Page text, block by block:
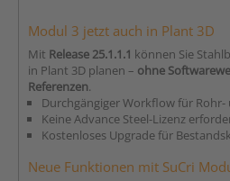
Modul 3 jetzt auch in Plant 3D
Mit Release 25.1.1.1 können Sie
in Plant 3D planen – ohne
Referenzen.
Durchgängiger Workflow für Rohr-
Keine Advance Steel-Lizenz
Kostenloses Upgrade für
Neue Funktionen mit SuCri